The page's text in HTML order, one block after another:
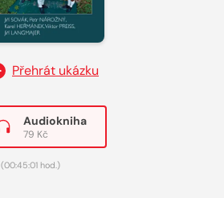
Přehrát ukázku
Audiokniha
79 Kč
(00:45:01 hod.)